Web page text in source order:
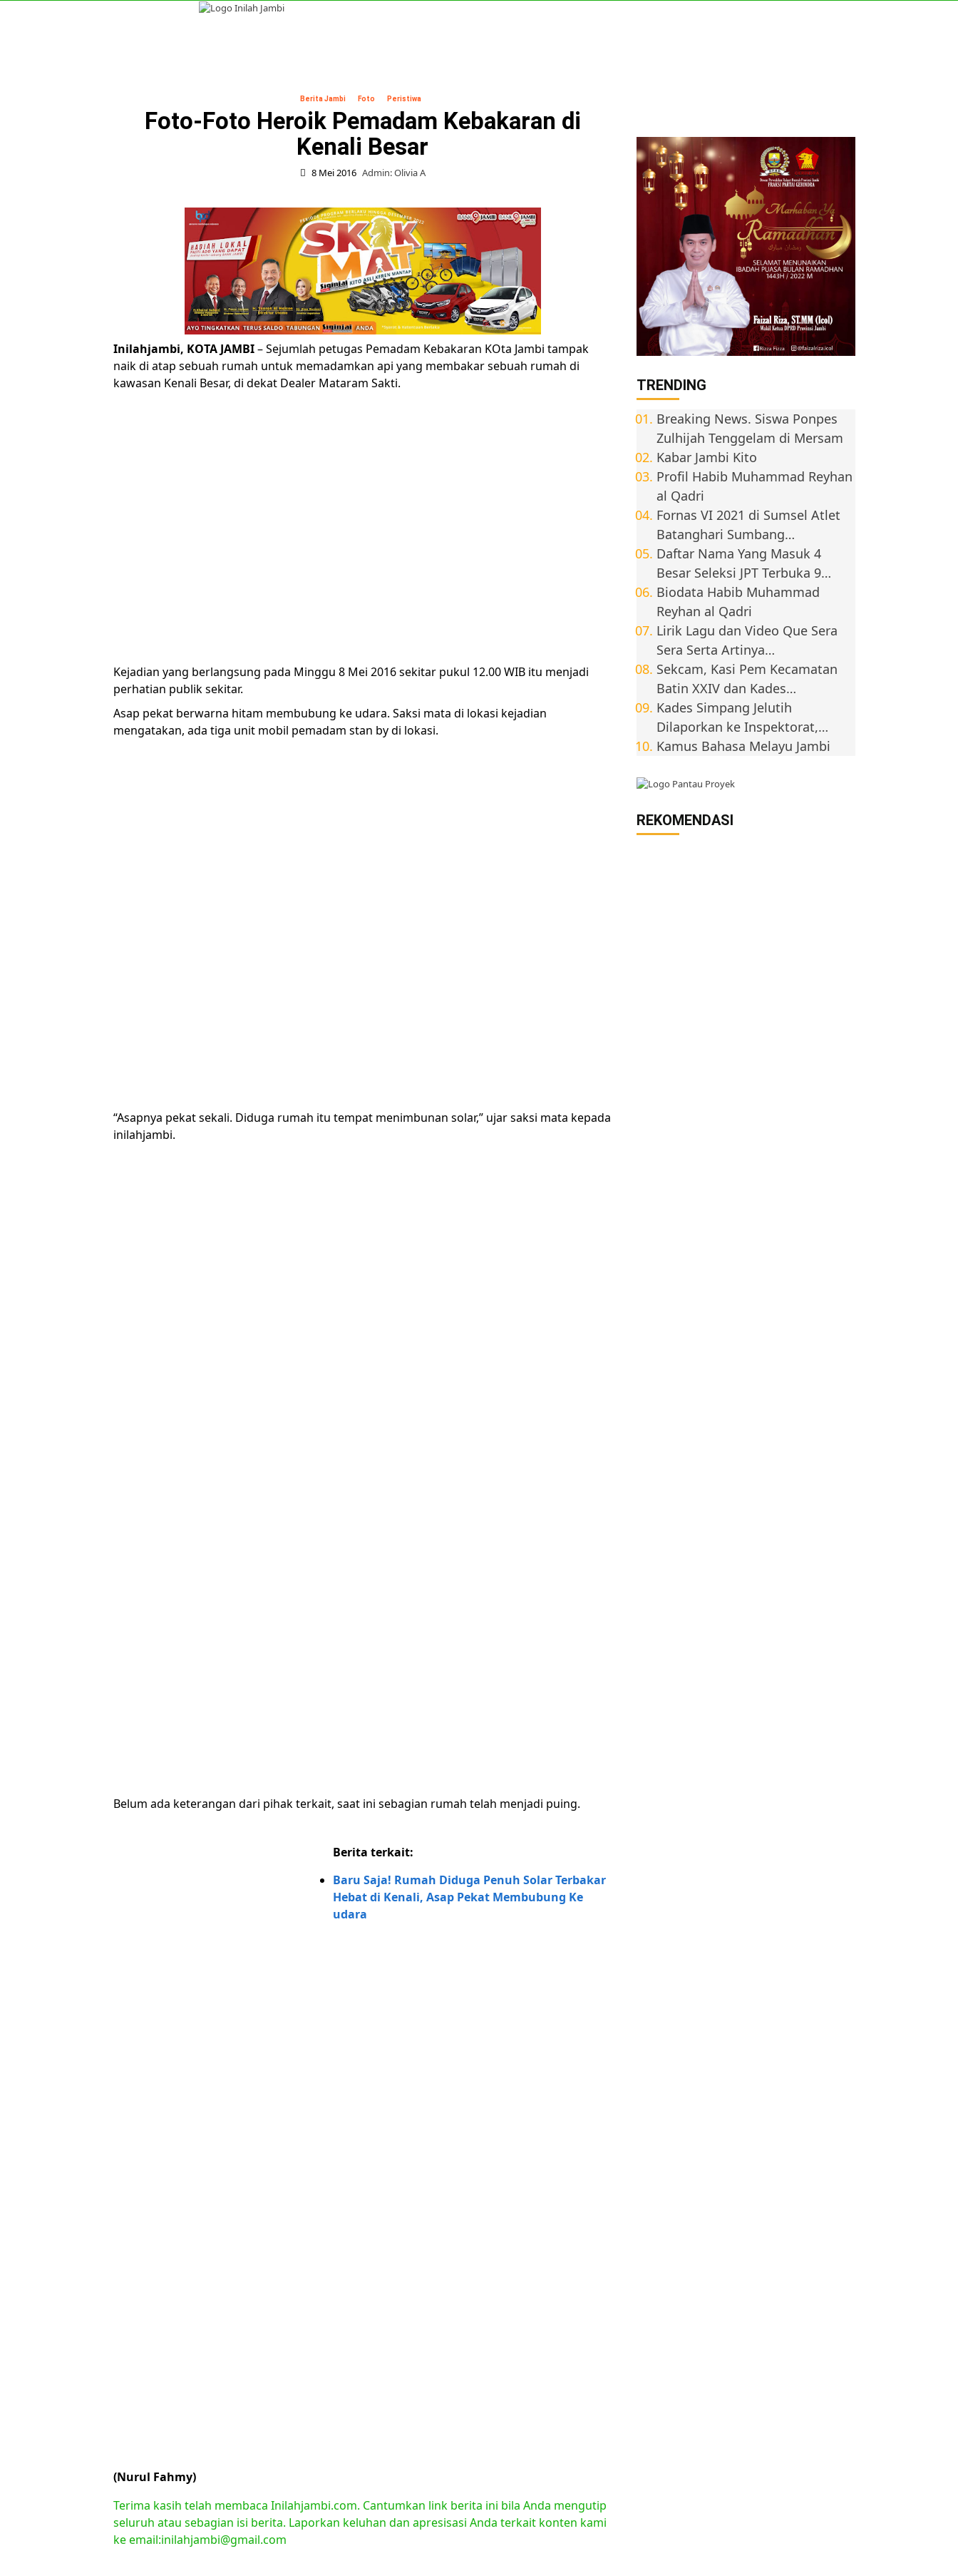
Berita Jambi Foto Peristiwa
Foto-Foto Heroik Pemadam Kebakaran di
Kenali Besar
8 Mei 2016 Admin: Olivia A
Inilahjambi, KOTA JAMBI– Sejumlah petugas Pemadam Kebakaran KOta Jambi tampak
naik di atap sebuah rumah untuk memadamkan api yang membakar sebuah rumah di
kawasan Kenali Besar, di dekat Dealer Mataram Sakti.
Kejadian yang berlangsung pada Minggu 8 Mei 2016 sekitar pukul 12.00 WIB itu menjadi
perhatian publik sekitar.
Asap pekat berwarna hitam membubung ke udara. Saksi mata di lokasi kejadian
mengatakan, ada tiga unit mobil pemadam stan by di lokasi.
“Asapnya pekat sekali. Diduga rumah itu tempat menimbunan solar,” ujar saksi mata kepada
inilahjambi.
Belum ada keterangan dari pihak terkait, saat ini sebagian rumah telah menjadi puing.
Berita terkait:
Baru Saja! Rumah Diduga Penuh Solar Terbakar
Hebat di Kenali, Asap Pekat Membubung Ke
udara
(Nurul Fahmy)
Terima kasih telah membaca Inilahjambi.com. Cantumkan link berita ini bila Anda mengutip
seluruh atau sebagian isi berita. Laporkan keluhan dan apresisasi Anda terkait konten kami
ke email:inilahjambi@gmail.com
TRENDING
Breaking News. Siswa Ponpes
Zulhijah Tenggelam di Mersam
Kabar Jambi Kito
Profil Habib Muhammad Reyhan
al Qadri
Fornas VI 2021 di Sumsel Atlet
Batanghari Sumbang…
Daftar Nama Yang Masuk 4
Besar Seleksi JPT Terbuka 9…
Biodata Habib Muhammad
Reyhan al Qadri
Lirik Lagu dan Video Que Sera
Sera Serta Artinya…
Sekcam, Kasi Pem Kecamatan
Batin XXIV dan Kades…
Kades Simpang Jelutih
Dilaporkan ke Inspektorat,…
Kamus Bahasa Melayu Jambi
REKOMENDASI